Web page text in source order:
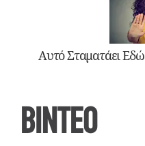
Αυτό Σταματάει Εδώ
ΒΙΝΤΕΟ